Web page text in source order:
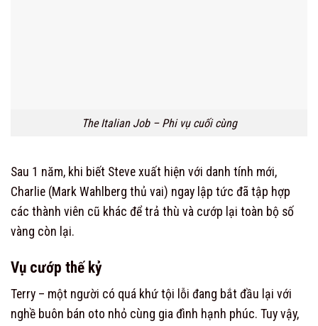
The Italian Job – Phi vụ cuối cùng
Sau 1 năm, khi biết Steve xuất hiện với danh tính mới,
Charlie (Mark Wahlberg thủ vai) ngay lập tức đã tập hợp
các thành viên cũ khác để trả thù và cướp lại toàn bộ số
vàng còn lại.
Vụ cướp thế kỷ
Terry – một người có quá khứ tội lỗi đang bắt đầu lại với
nghề buôn bán oto nhỏ cùng gia đình hạnh phúc. Tuy vậy,